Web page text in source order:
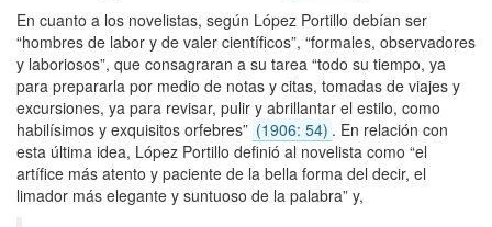
En cuanto a los novelistas, según López Portillo debían ser
“hombres de labor y de valer científicos”, “formales, observadores
y laboriosos”, que consagraran a su tarea “todo su tiempo, ya
para prepararla por medio de notas y citas, tomadas de viajes y
excursiones, ya para revisar, pulir y abrillantar el estilo, como
habilísimos y exquisitos orfebres” (1906: 54) . En relación con
esta última idea, López Portillo definió al novelista como “el
artífice más atento y paciente de la bella forma del decir, el
limador más elegante y suntuoso de la palabra” y,